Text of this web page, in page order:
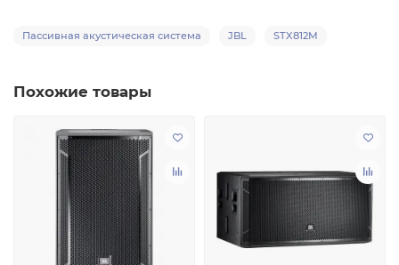
Пассивная акустическая система JBL STX812M
Похожие товары